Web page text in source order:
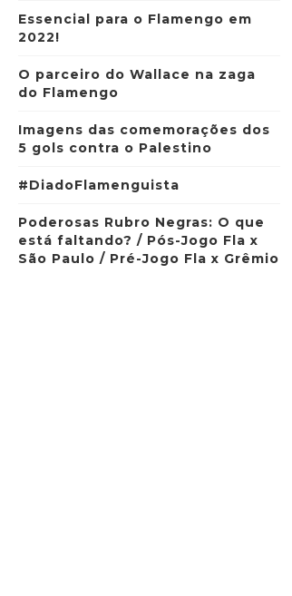
Essencial para o Flamengo em
2022!
O parceiro do Wallace na zaga
do Flamengo
Imagens das comemorações dos
5 gols contra o Palestino
#DiadoFlamenguista
Poderosas Rubro Negras: O que
está faltando? / Pós-Jogo Fla x
São Paulo / Pré-Jogo Fla x Grêmio